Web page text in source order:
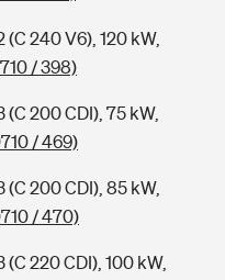
240 V6), 120 kW,
/ 398)
200 CDI), 75 kW,
/ 469)
200 CDI), 85 kW,
/ 470)
220 CDI), 100 kW,